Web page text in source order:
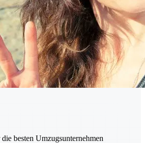
besten Umzugsunternehmen